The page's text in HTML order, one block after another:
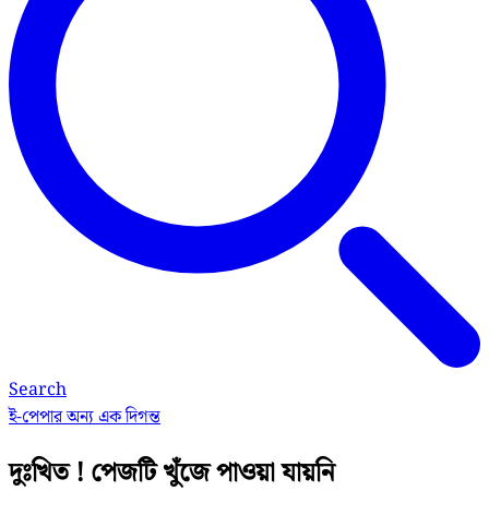
Search
ই-পেপারঅন্য এক দিগন্ত
দুঃখিত ! পেজটি খুঁজে পাওয়া যায়নি